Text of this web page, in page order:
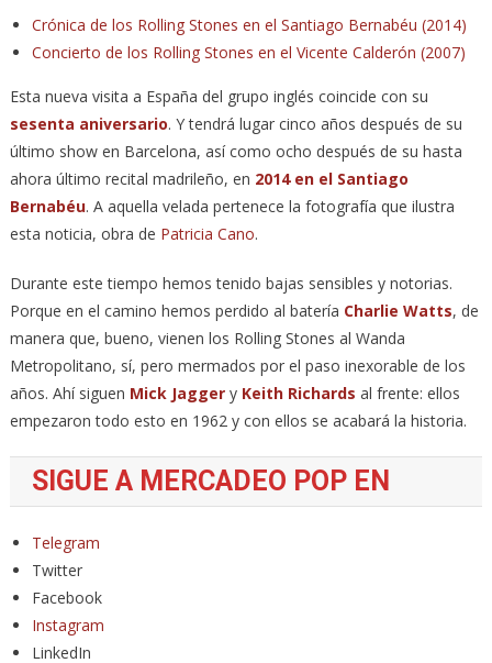
Crónica de los Rolling Stones en el Santiago Bernabéu (2014)
Concierto de los Rolling Stones en el Vicente Calderón (2007)
Esta nueva visita a España del grupo inglés coincide con su
sesenta aniversario. Y tendrá lugar cinco años después de su
último show en Barcelona, así como ocho después de su hasta
ahora último recital madrileño, en 2014 en el Santiago
Bernabéu. A aquella velada pertenece la fotografía que ilustra
esta noticia, obra de Patricia Cano.
Durante este tiempo hemos tenido bajas sensibles y notorias.
Porque en el camino hemos perdido al batería Charlie Watts, de
manera que, bueno, vienen los Rolling Stones al Wanda
Metropolitano, sí, pero mermados por el paso inexorable de los
años. Ahí siguen Mick Jaggery Keith Richards al frente: ellos
empezaron todo esto en 1962 y con ellos se acabará la historia.
SIGUE A MERCADEO POP EN
Telegram
Twitter
Facebook
Instagram
LinkedIn